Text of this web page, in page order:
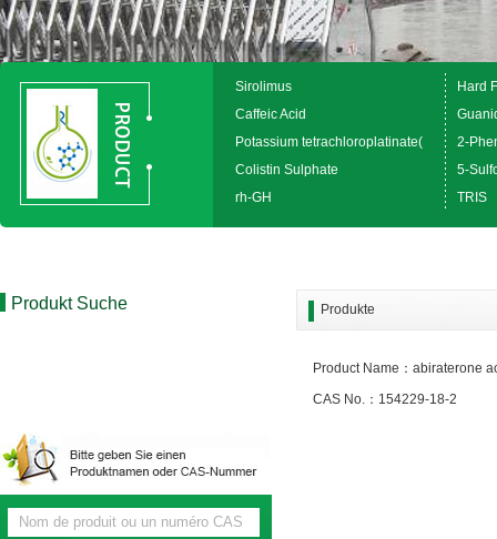
Sirolimus
Hard
Caffeic Acid
Potassium tetrachloroplatinate(
2-
Colistin Sulphate
5-
rh-GH
TRIS
Produkt Suche Produkte
Product Name：abiraterone
CAS No.：154229-18-2